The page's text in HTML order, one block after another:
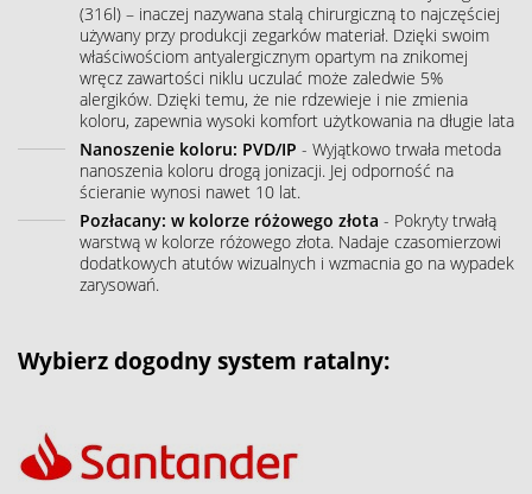
(316l) – inaczej nazywana stalą chirurgiczną to najczęściej
używany przy produkcji zegarków materiał. Dzięki swoim
właściwościom antyalergicznym opartym na znikomej
wręcz zawartości niklu uczulać może zaledwie 5%
alergików. Dzięki temu, że nie rdzewieje i nie zmienia
koloru, zapewnia wysoki komfort użytkowania na długie lata
Nanoszenie koloru: PVD/IP - Wyjątkowo trwała metoda
nanoszenia koloru drogą jonizacji. Jej odporność na
ścieranie wynosi nawet 10 lat.
Pozłacany: w kolorze różowego złota - Pokryty trwałą
warstwą w kolorze różowego złota. Nadaje czasomierzowi
dodatkowych atutów wizualnych i wzmacnia go na wypadek
zarysowań.
Wybierz dogodny system ratalny: